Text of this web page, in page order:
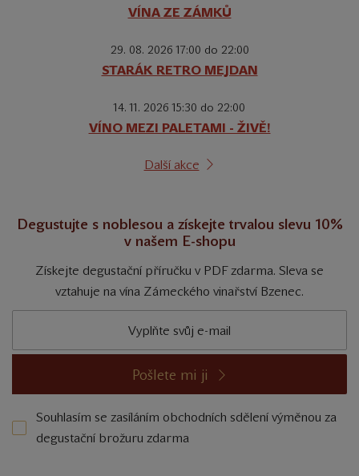
VÍNA ZE ZÁMKŮ
29. 08. 2026 17:00 do 22:00
STARÁK RETRO MEJDAN
14. 11. 2026 15:30 do 22:00
VÍNO MEZI PALETAMI - ŽIVĚ!
Další akce
Degustujte s noblesou a získejte trvalou slevu 10%
v našem E-shopu
Získejte degustační příručku v PDF zdarma. Sleva se
vztahuje na vína Zámeckého vinařství Bzenec.
Pošlete mi ji
Souhlasím se zasíláním obchodních sdělení výměnou za
degustační brožuru zdarma